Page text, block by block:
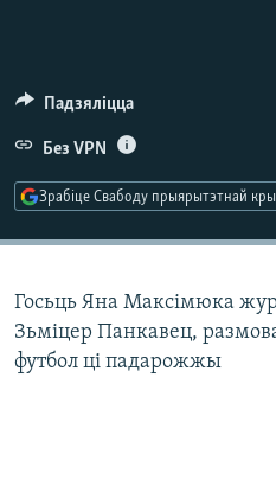
Падзяліцца
Без VPN
Зрабіце Свабоду прыярытэтнай
Госьць Яна Максімюка
Зьміцер Панкавец,
футбол ці падарожжы